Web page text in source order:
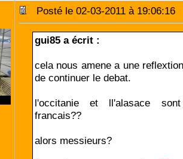
Posté le 02-03-2011 à
gui85 a écrit :
cela nous amene a une
de continuer le debat.
l'occitanie et ll'alasace
francais??
alors messieurs?